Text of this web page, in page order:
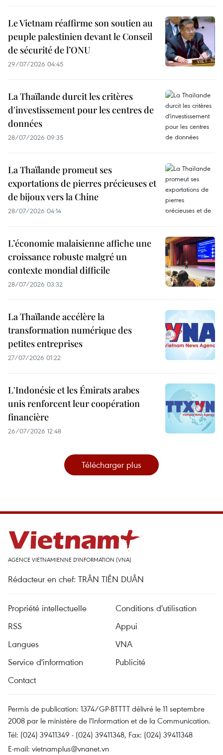
Le Vietnam réaffirme son soutien au
peuple palestinien devant le Conseil
de sécurité de l’ONU
29/07/2026 04:45
La Thaïlande durcit les critères
d'investissement pour les centres de
données
28/07/2026 09:35
La Thaïlande promeut ses
exportations de pierres précieuses et
de bijoux vers la Chine
28/07/2026 04:14
L’économie malaisienne affiche une
croissance robuste malgré un
contexte mondial difficile
28/07/2026 03:32
La Thaïlande accélère la
transformation numérique des
petites entreprises
27/07/2026 01:22
L'Indonésie et les Émirats arabes
unis renforcent leur coopération
financière
26/07/2026 12:48
Télécharger plus
AGENCE VIETNAMIENNE D'INFORMATION (VNA)
Rédacteur en chef: TRÂN TIÊN DUÂN
Propriété intellectuelle
Conditions d'utilisation
RSS
Appui
Langues
VNA
Service d'information
Publicité
Contact
Permis de publication: 1374/GP-BTTTT délivré le 11 septembre
2008 par le ministère de l'Information et de la Communication.
Tél: (024) 39411349 - (024) 39411348, Fax: (024) 39411348
E-mail: vietnamplus@vnanet.vn